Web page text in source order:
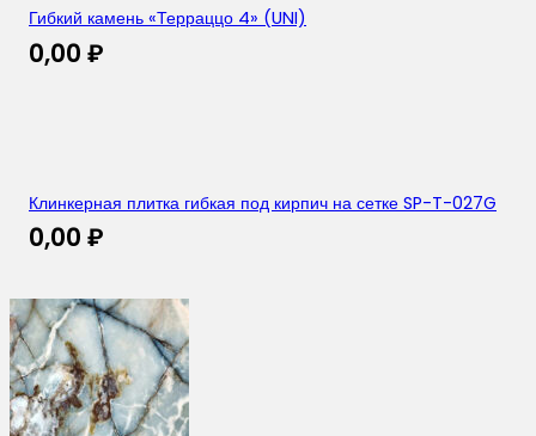
Гибкий камень «Терраццо 4» (UNI)
0,00 ₽
Клинкерная плитка гибкая под кирпич на сетке SP-T-027G
0,00 ₽